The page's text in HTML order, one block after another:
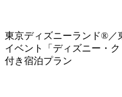
東京ディズニーランド®／
イベント「ディズニー・
付き宿泊プラン